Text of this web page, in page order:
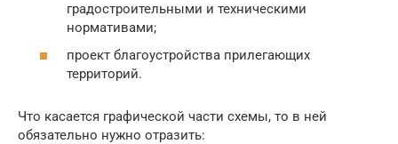
градостроительными и техническими
нормативами;
проект благоустройства прилегающих
территорий.
Что касается графической части схемы, то в ней
обязательно нужно отразить: